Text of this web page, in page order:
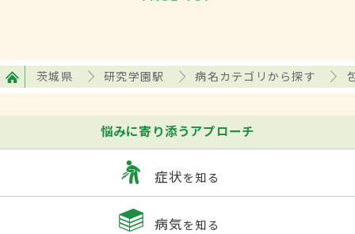
茨城県 研究学園駅 病名カテゴリから探す
悩みに寄り添うアプローチ
症状を知る
病気を知る